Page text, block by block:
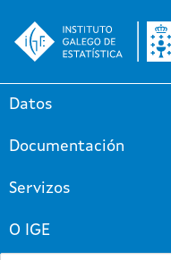
Datos
Documentación
Servizos
O IGE